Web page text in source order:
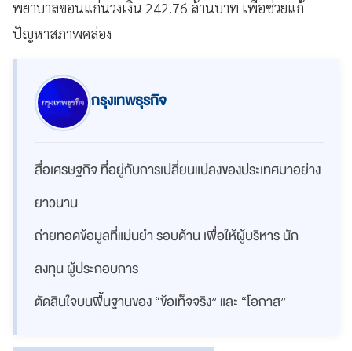
พยาบาลขอนแก่นวงเงิน 242.76 ล้านบาท เพื่อช่วยแก้
ปัญหาสภาพคล่อง
กรุงเทพธุรกิจ
สื่อเศรษฐกิจ ที่อยู่กับการเปลี่ยนแปลงของประเทศมาอย่าง
ยาวนาน
ถ่ายทอดข้อมูลที่แม่นยำ รอบด้าน เพื่อให้ผู้บริหาร นัก
ลงทุน ผู้ประกอบการ
ตัดสินใจบนพื้นฐานของ “ข้อเท็จจริง” และ “โอกาส”